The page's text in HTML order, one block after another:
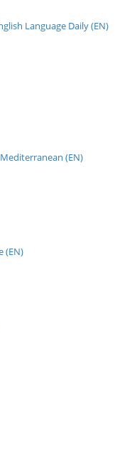
Language Daily (EN)
(EN)
(EN)